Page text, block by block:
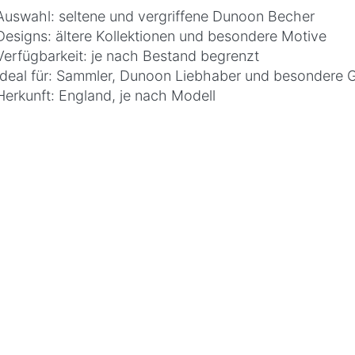
seltene und vergriffene Dunoon Becher
ältere Kollektionen und besondere Motive
je nach Bestand begrenzt
für: Sammler, Dunoon Liebhaber und besondere
England, je nach Modell